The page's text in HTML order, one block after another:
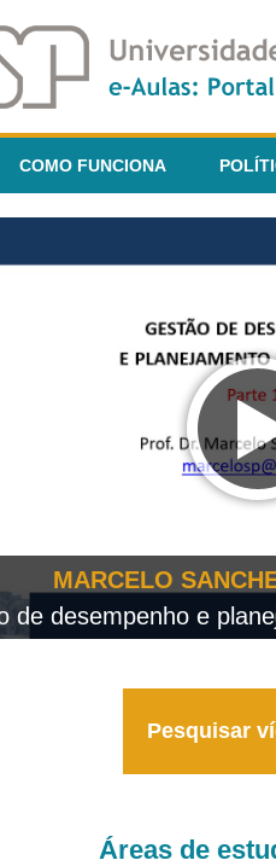
COMO FUNCIONA
MARCELO
de desempenho e
Pesquisar
Áreas de